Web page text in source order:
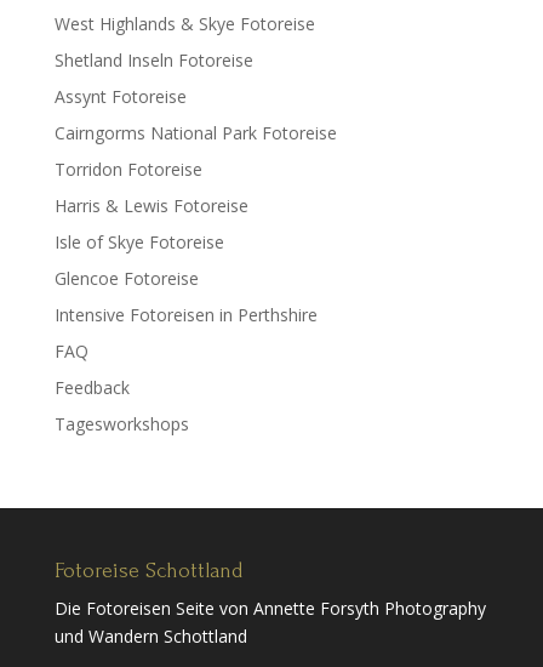
West Highlands & Skye Fotoreise
Shetland Inseln Fotoreise
Assynt Fotoreise
Cairngorms National Park Fotoreise
Torridon Fotoreise
Harris & Lewis Fotoreise
Isle of Skye Fotoreise
Glencoe Fotoreise
Intensive Fotoreisen in Perthshire
FAQ
Feedback
Tagesworkshops
Fotoreise Schottland
Die Fotoreisen Seite von Annette Forsyth Photography
und Wandern Schottland